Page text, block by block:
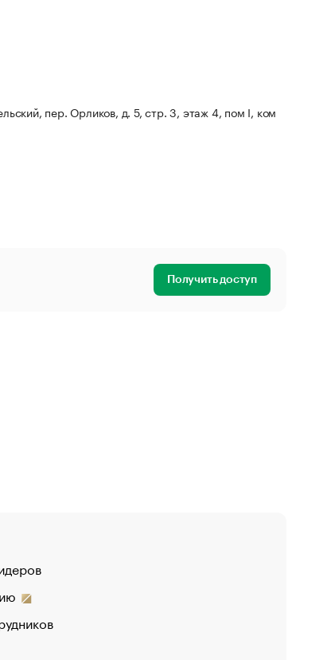
пер. Орликов, д. 5, стр. 3, этаж 4, пом I, ком
Получить доступ